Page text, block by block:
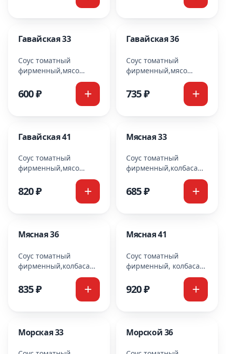
моцарелла Cooking
моцарелла Cooking
Гавайская 33
Соус томатный
фирменный,мясо
куриное,ананасы,сыр
моцарелла Cooking
600 ₽
Гавайская 36
Соус томатный
фирменный,мясо
куриное,ананасы,сыр
моцарелла Cooking
735 ₽
Гавайская 41
Соус томатный
фирменный,мясо
куриное,ананасы,сыр
моцарелла Cooking
820 ₽
Мясная 33
Соус томатный
фирменный,колбаса
пипперони, охотничьи
колбаски,салями,
685 ₽
Мясная 36
Соус томатный
фирменный,колбаса
пипперони, охотничьи
колбаски,салями,бекон,
болгарский перец,сыр
835 ₽
Мясная 41
Соус томатный
фирменный, колбаса
пипперони, охотничьи
колбаски, салями,
бекон, болгарский
920 ₽
Морская 33 Морской 36